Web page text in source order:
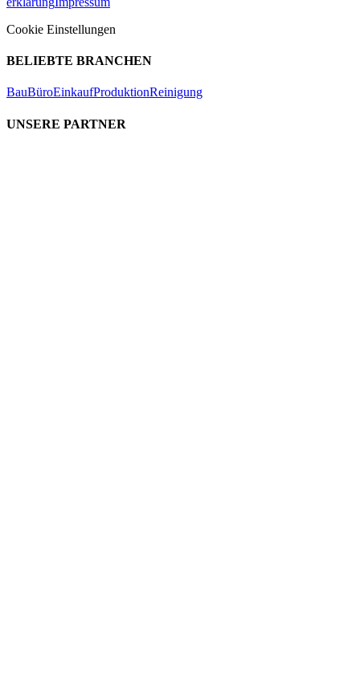
Cookie Einstellungen
BELIEBTE BRANCHEN
BauBüroEinkaufProduktionReinigung
UNSERE PARTNER